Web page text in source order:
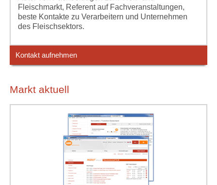
Fleischmarkt, Referent auf Fachveranstaltungen,
beste Kontakte zu Verarbeitern und Unternehmen
des Fleischsektors.
Kontakt aufnehmen
Markt aktuell